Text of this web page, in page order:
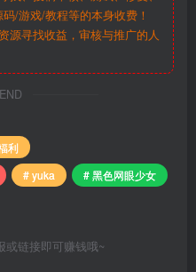
/游戏/教程等的本身收费！
源寻找收益，审核与推广的人
利
# yuka
# 黑色网眼少女
或链接即可赚钱哦~